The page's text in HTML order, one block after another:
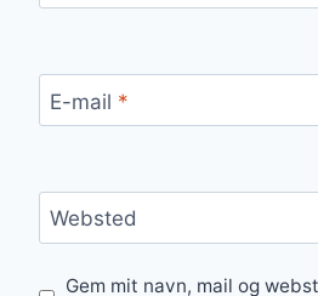
E-mail *
Websted
Gem mit navn, mail og